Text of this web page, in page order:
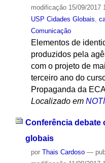
modificação15/09/2017
USP Cidades Globais
Comunicação
Elementos de
produzidos pela
com o projeto de
terceiro ano do
Propaganda da
Localizado em
Conferência debate
globais
por Thais Cardoso —